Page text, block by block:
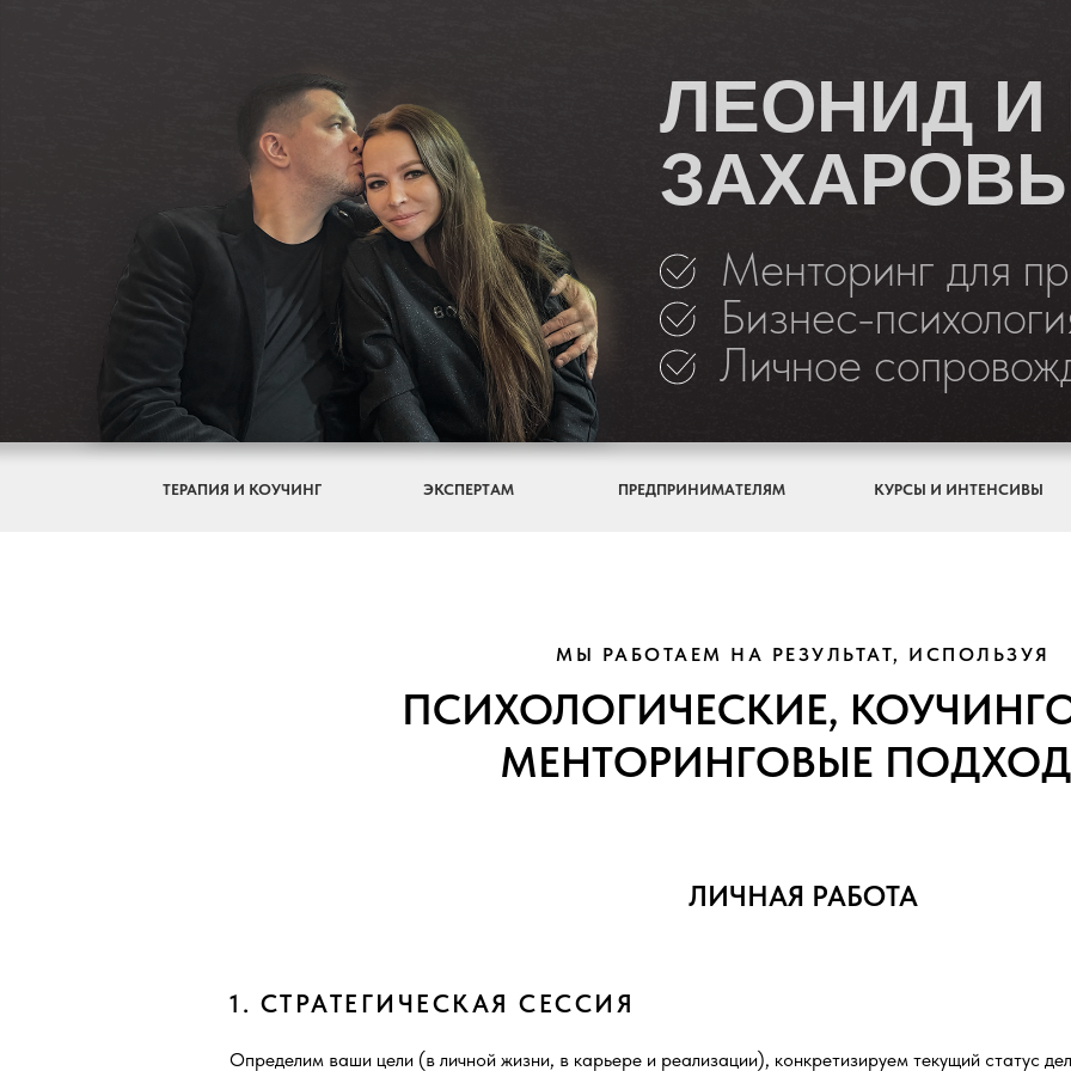
ЛЕОНИД И
Менторинг для
Бизнес-
Личное
ТЕРАПИЯ И КОУЧИНГ КУРСЫ И ИНТЕНСИВЫ
ПРЕДПРИНИМАТЕЛЯМ
ЭКСПЕРТАМ
МЫ РАБОТАЕМ НА РЕЗУЛЬТАТ, ИСПОЛЬЗУЯ
ПСИХОЛОГИЧЕСКИЕ,
МЕНТОРИНГОВЫЕ
ЛИЧНАЯ РАБОТА
1. СТРАТЕГИЧЕСКАЯ СЕССИЯ
Определим ваши цели (в личной жизни, в карьере и реализации), конкретизируем текущий статус